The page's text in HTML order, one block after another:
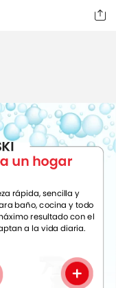
un hogar
rápida,sencilla y
baño, cocina ytodo
resultadocon el
a la vida diaria.